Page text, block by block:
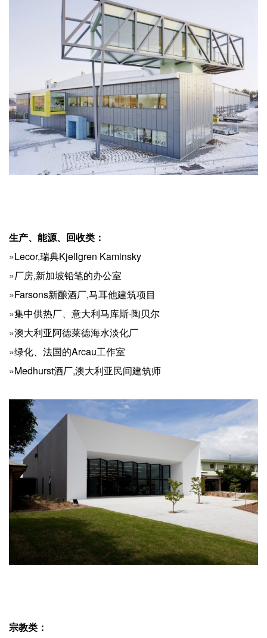
生产、能源、回收类：
»Lecor,瑞典Kjellgren Kaminsky
»厂房,新加坡铅笔的办公室
»Farsons新酿酒厂,马耳他建筑项目
»集中供热厂、意大利马库斯·陶贝尔
»澳大利亚阿德莱德海水淡化厂
»绿化、法国的Arcau工作室
»Medhurst酒厂,澳大利亚民间建筑师
宗教类：